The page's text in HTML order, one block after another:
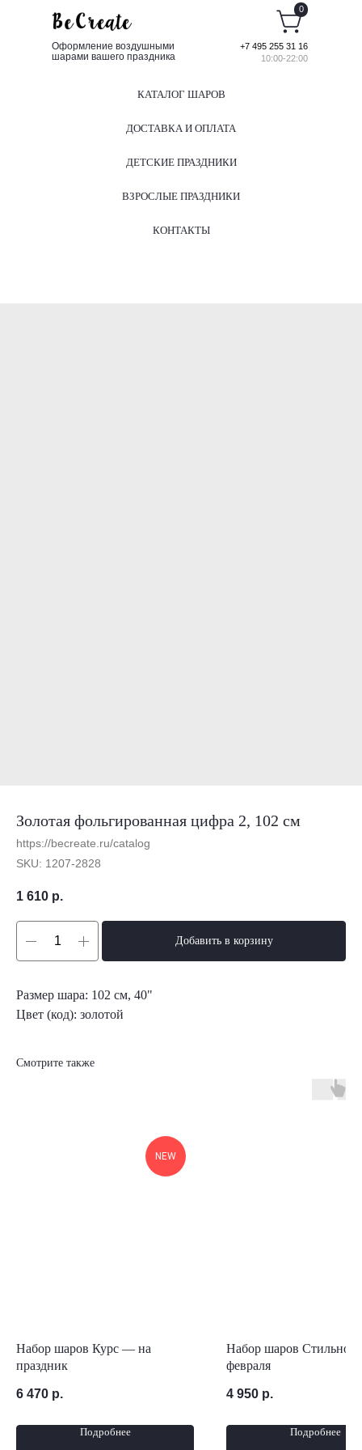
Оформление воздушными
шарами вашего праздника
+7 495 255 31 16
10:00-22:00
0
КАТАЛОГ ШАРОВ
ДОСТАВКА И ОПЛАТА
ДЕТСКИЕ ПРАЗДНИКИ
ВЗРОСЛЫЕ ПРАЗДНИКИ
КОНТАКТЫ
Золотая фольгированная цифра 2, 102 см
https://becreate.ru/catalog
SKU: 1207-2828
1 610 р.
Добавить в корзину
Размер шара: 102 см, 40"
Цвет (код): золотой
Смотрите также
NEW
Набор шаров Курс — на
праздник
6 470 р.
Подробнее
Набор шаров Стильное
февраля
4 950 р.
Подробнее